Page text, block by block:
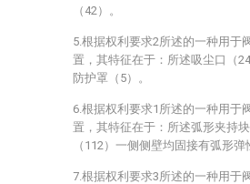
（42）。
5.根据权利要求2所述的一种用于
置，其特征在于：所述吸尘口（
防护罩（5）。
6.根据权利要求1所述的一种用于
置，其特征在于：所述弧形夹持
（112）一侧侧壁均固接有弧形弹
7.根据权利要求3所述的一种用于